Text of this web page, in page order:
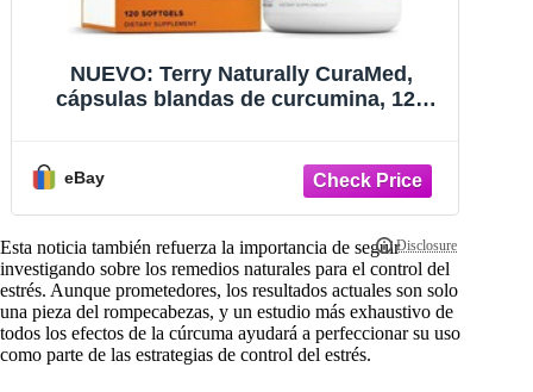
120
NUEVO: Terry Naturally
cápsulas blandas de curcumina,
Esta noticia también refuerza la importancia de seguir
investigando sobre los remedios naturales para el control del
estrés. Aunque prometedores, los resultados actuales son solo
una pieza del rompecabezas, y un estudio más exhaustivo de
todos los efectos de la cúrcuma ayudará a perfeccionar su uso
como parte de las estrategias de control del estrés.